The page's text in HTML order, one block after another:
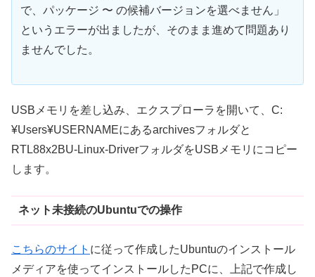
で、パッケージ 〜 の候補バージョンを選べません」
というエラーが出ましたが、そのまま進めて問題あり
ませんでした。
USBメモリを差し込み、エクスプローラを開いて、C:
¥Users¥USERNAMEにあるarchivesフォルダと
RTL88x2BU-Linux-DriverフォルダをUSBメモリにコピー
します。
ネット未接続のUbuntuでの操作
こちらのサイト に従って作成したUbuntuのインストール
メディアを使ってインストールしたPCに、上記で作成し